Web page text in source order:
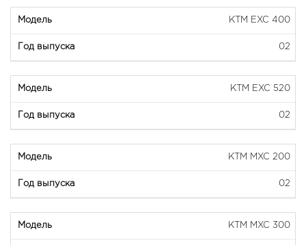
KTM EXC 400
02
KTM EXC 520
02
KTM MXC 200
02
KTM MXC 300